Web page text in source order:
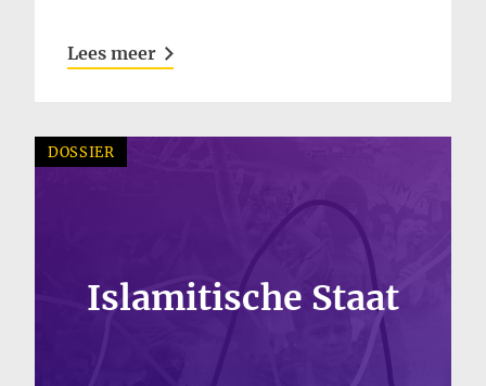
Lees meer
DOSSIER
Islamitische Staat